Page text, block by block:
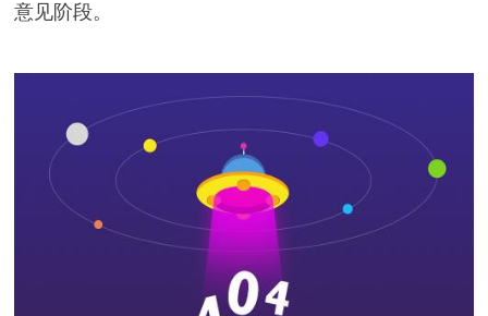
意见阶段。